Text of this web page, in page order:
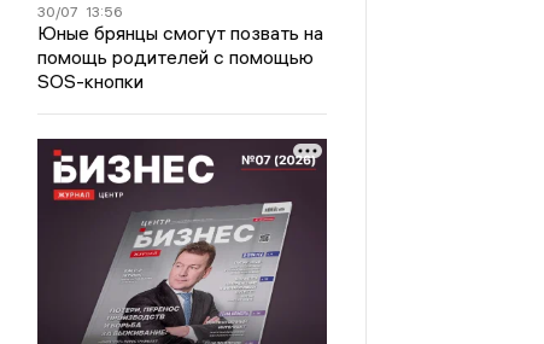
30/07 13:56
Юные брянцы смогут позвать на
помощь родителей с помощью
SOS-кнопки